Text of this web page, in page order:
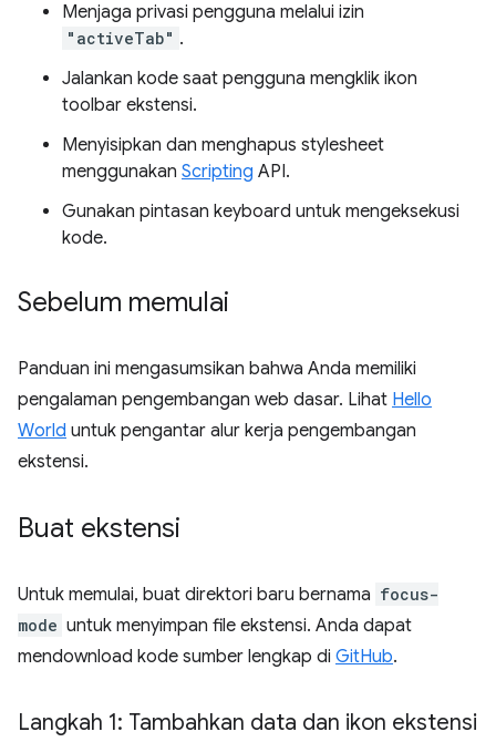
Menjaga privasi pengguna melalui izin
"activeTab" .
Jalankan kode saat pengguna mengklik ikon
toolbar ekstensi.
Menyisipkan dan menghapus stylesheet
menggunakan Scripting API.
Gunakan pintasan keyboard untuk mengeksekusi
kode.
Sebelum memulai
Panduan ini mengasumsikan bahwa Anda memiliki
pengalaman pengembangan web dasar. Lihat Hello
World untuk pengantar alur kerja pengembangan
ekstensi.
Buat ekstensi
Untuk memulai, buat direktori baru bernama focus-
mode untuk menyimpan file ekstensi. Anda dapat
mendownload kode sumber lengkap di GitHub.
Langkah 1: Tambahkan data dan ikon ekstensi